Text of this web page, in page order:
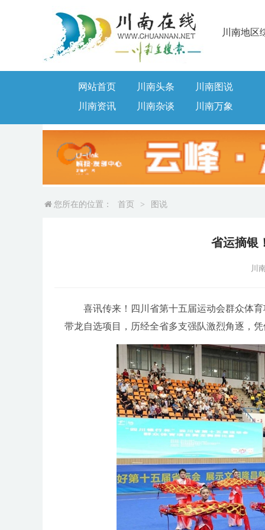
川南地区
网站首页 川南头条
川南图说
川南资讯
川南杂谈 川南万象
您所在的位置： 首页 > 图说
省运摘银
川
喜讯传来！四川省第十五届运动会群众体育
带龙自选项目，历经全省多支强队激烈角逐，